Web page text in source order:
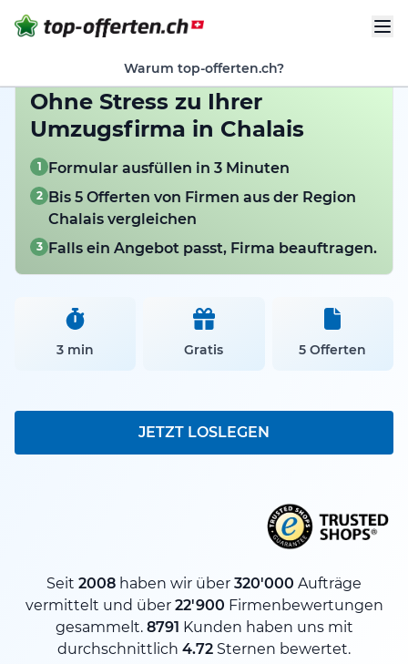
Warum top-offerten.ch?
Ohne Stress zu Ihrer
Umzugsfirma in Chalais
1 Formular ausfüllen in 3 Minuten
2 Bis 5 Offerten von Firmen aus der Region
Chalais vergleichen
3 Falls ein Angebot passt, Firma beauftragen.
3 min Gratis 5 Offerten
JETZT LOSLEGEN
Seit 2008 haben wir über 320'000 Aufträge
vermittelt und über 22'900 Firmenbewertungen
gesammelt. 8791 Kunden haben uns mit
durchschnittlich 4.72 Sternen bewertet.